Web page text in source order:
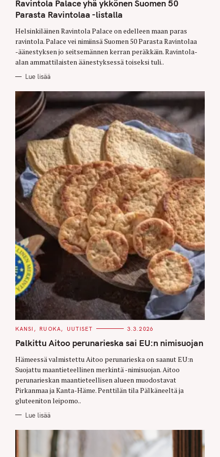
E
G
O
I
S
Ravintola Palace yhä ykkönen Suomen 50
Parasta Ravintolaa -listalla
Helsinkiläinen Ravintola Palace on edelleen maan paras
ravintola. Palace vei nimiinsä Suomen 50 Parasta Ravintolaa
-äänestyksen jo seitsemännen kerran peräkkäin. Ravintola-
alan ammattilaisten äänestyksessä toiseksi tuli..
Lue lisää
C
T
E
O
R
I
S
KANSI RUOKA UUTISET 3.3.2026
Palkittu Aitoo perunarieska sai EU:n nimisuojan
Hämeessä valmistettu Aitoo perunarieska on saanut EU:n
Suojattu maantieteellinen merkintä -nimisuojan. Aitoo
perunarieskan maantieteellisen alueen muodostavat
Pirkanmaa ja Kanta-Häme. Penttilän tila Pälkäneeltä ja
gluteeniton leipomo..
Lue lisää